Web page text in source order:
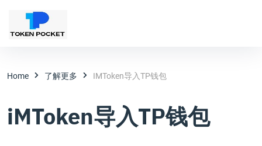
Home 了解更多 IMToken导入TP钱包
iMToken导入TP钱包